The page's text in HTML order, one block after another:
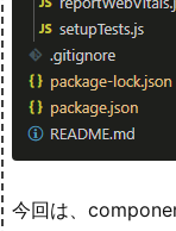
今回は、